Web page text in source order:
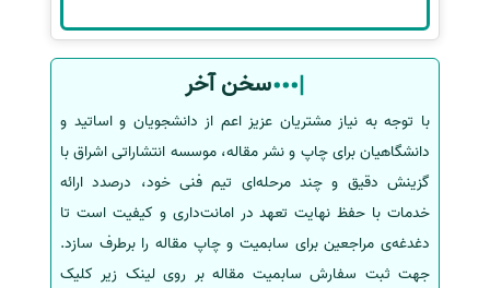
سخن آخر
با توجه به نیاز مشتریان عزیز اعم از دانشجویان و اساتید و
دانشگاهیان برای چاپ و نشر مقاله، موسسه انتشاراتی اشراق با
گزینش دقیق و چند مرحله‌ای تیم فنی خود، درصدد ارائه
خدمات با حفظ نهایت تعهد در امانت‌داری و کیفیت است تا
دغدغه‌ی مراجعین برای سابمیت و چاپ مقاله را برطرف سازد.
جهت ثبت سفارش سابمیت مقاله بر روی لینک زیر کلیک